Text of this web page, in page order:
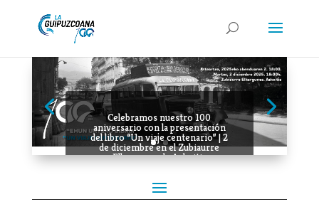
Celebramos nuestro 100
aniversario con la presentación
del libro “Un viaje centenario” | 2
de diciembre en el Zubiaurre
Elkargunea de Azkoitia